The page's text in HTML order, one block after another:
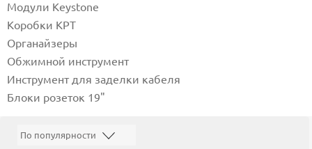
Модули Keystone
Коробки КРТ
Органайзеры
Обжимной инструмент
Инструмент для заделки кабеля
Блоки розеток 19"